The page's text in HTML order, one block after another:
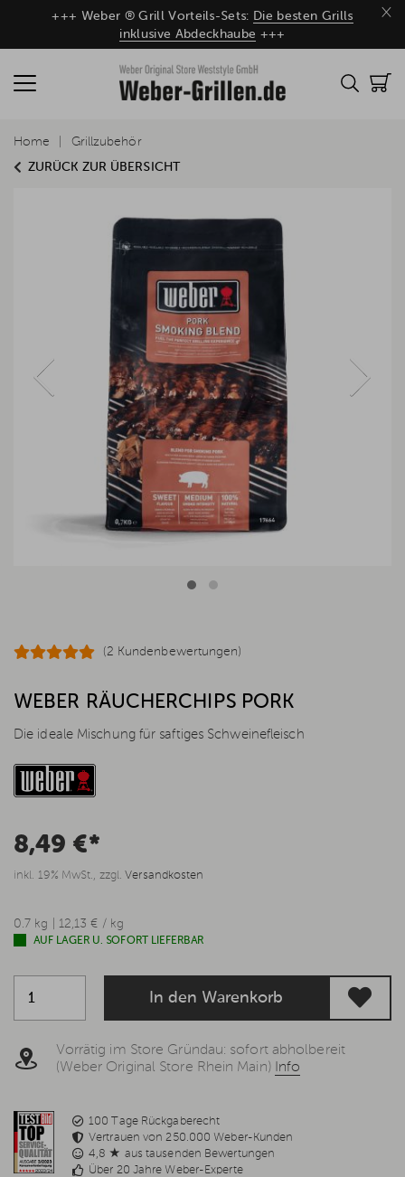
×
+++ Weber ® Grill Vorteils-Sets: Die besten Grills
inklusive Abdeckhaube +++
ZURÜCK ZUR ÜBERSICHT
Home Grillzubehör
(2 Kundenbewertungen)
WEBER RÄUCHERCHIPS PORK
Die ideale Mischung für saftiges Schweinefleisch
8,49 €*
inkl. 19% MwSt., zzgl.Versandkosten
0.7 kg | 12,13 € / kg
AUF LAGER U. SOFORT LIEFERBAR
In den Warenkorb
Vorrätig im Store Gründau: sofort abholbereit
(Weber Original Store Rhein Main) Info
100 Tage Rückgaberecht
Vertrauen von 250.000 Weber-Kunden
4,8 ★ aus tausenden Bewertungen
Über 20 Jahre Weber-Experte